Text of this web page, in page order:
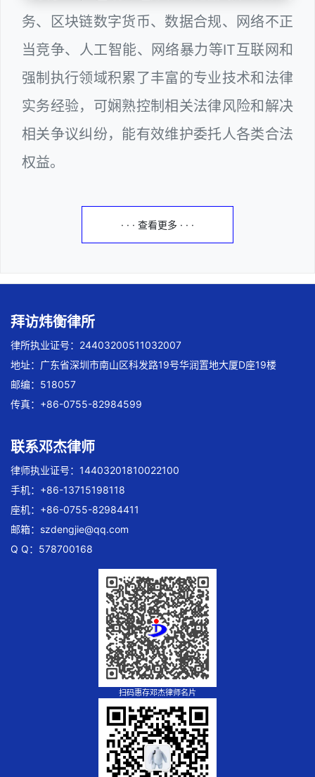
务、区块链数字货币、数据合规、网络不正
当竞争、人工智能、网络暴力等IT互联网和
强制执行领域积累了丰富的专业技术和法律
实务经验，可娴熟控制相关法律风险和解决
相关争议纠纷，能有效维护委托人各类合法
权益。
· · · 查看更多 · · ·
拜访炜衡律所
律所执业证号：24403200511032007
地址：广东省深圳市南山区科发路19号华润置地大厦D座19楼
邮编：518057
传真：+86-0755-82984599
联系邓杰律师
律师执业证号：14403201810022100
手机：+86-13715198118
座机：+86-0755-82984411
邮箱： szdengjie@qq.com
Q Q：578700168
扫码惠存邓杰律师名片